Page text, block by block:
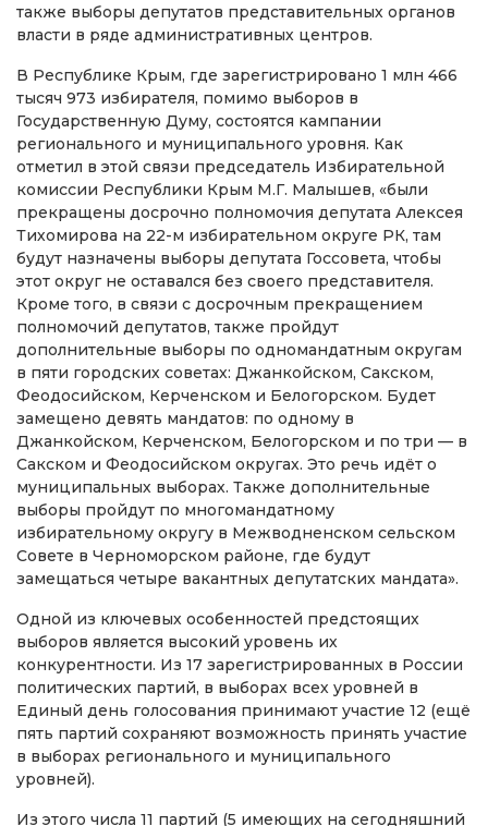
также выборы депутатов представительных органов
власти в ряде административных центров.
В Республике Крым, где зарегистрировано 1 млн 466
тысяч 973 избирателя, помимо выборов в
Государственную Думу, состоятся кампании
регионального и муниципального уровня. Как
отметил в этой связи председатель Избирательной
комиссии Республики Крым М.Г. Малышев, «были
прекращены досрочно полномочия депутата Алексея
Тихомирова на 22-м избирательном округе РК, там
будут назначены выборы депутата Госсовета, чтобы
этот округ не оставался без своего представителя.
Кроме того, в связи с досрочным прекращением
полномочий депутатов, также пройдут
дополнительные выборы по одномандатным округам
в пяти городских советах: Джанкойском, Сакском,
Феодосийском, Керченском и Белогорском. Будет
замещено девять мандатов: по одному в
Джанкойском, Керченском, Белогорском и по три — в
Сакском и Феодосийском округах. Это речь идёт о
муниципальных выборах. Также дополнительные
выборы пройдут по многомандатному
избирательному округу в Межводненском сельском
Совете в Черноморском районе, где будут
замещаться четыре вакантных депутатских мандата».
Одной из ключевых особенностей предстоящих
выборов является высокий уровень их
конкурентности. Из 17 зарегистрированных в России
политических партий, в выборах всех уровней в
Единый день голосования принимают участие 12 (ещё
пять партий сохраняют возможность принять участие
в выборах регионального и муниципального
уровней).
Из этого числа 11 партий (5 имеющих на сегодняшний